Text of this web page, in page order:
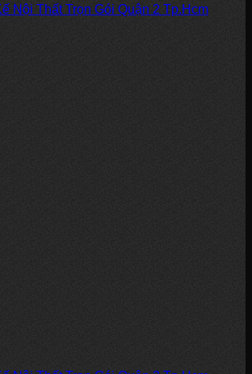
Nội Thất Trọn Gói Quận 2 Tp.Hcm